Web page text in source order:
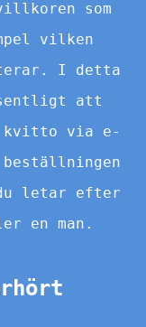
som
vilken
I detta
att
kvitto via e-
letar efter
en man.